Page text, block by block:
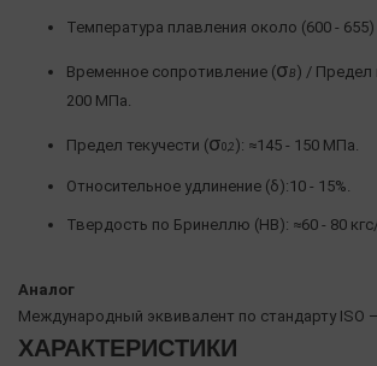
Температура плавления около (600 - 655)
Временное сопротивление (σΒ) / Предел
200 МПа.
Предел текучести (σ0,2): ≈145 - 150 МПа.
Относительное удлинение (δ):10 - 15%.
Твердость по Бринеллю (HB): ≈60 - 80
Аналог
Международный эквивалент по стандарту ISO
ХАРАКТЕРИСТИКИ